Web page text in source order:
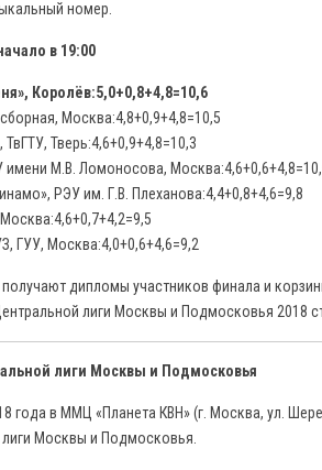
номер.
в 19:00
Королёв:5,0+0,8+4,8=10,6
Москва:4,8+0,9+4,8=10,5
ТвГТУ, Тверь:4,6+0,9+4,8=10,3
имени М.В. Ломоносова,
РЭУ им. Г.В. Плеханова:4,4+0,8+4,6=9,8
ГУУ, Москва:4,0+0,6+4,6=9,2
дипломы участников финала и
лиги Москвы и Подмосковья 2018
лиги Москвы и Подмосковья
года в ММЦ «Планета КВН» (г. Москва, ул.
Москвы и Подмосковья.